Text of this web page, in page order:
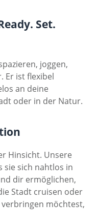
Set.
joggen,
Er ist flexibel
an deine
oder in der Natur.
Hinsicht. Unsere
sie sich nahtlos in
dir ermöglichen,
Stadt cruisen oder
möchtest,